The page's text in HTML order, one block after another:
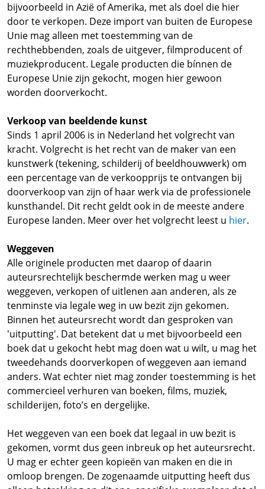
bijvoorbeeld in Azië of Amerika, met als doel die hier
door te verkopen. Deze import van buiten de Europese
Unie mag alleen met toestemming van de
rechthebbenden, zoals de uitgever, filmproducent of
muziekproducent. Legale producten die bínnen de
Europese Unie zijn gekocht, mogen hier gewoon
worden doorverkocht.
Verkoop van beeldende kunst
Sinds 1 april 2006 is in Nederland het volgrecht van
kracht. Volgrecht is het recht van de maker van een
kunstwerk (tekening, schilderij of beeldhouwwerk) om
een percentage van de verkoopprijs te ontvangen bij
doorverkoop van zijn of haar werk via de professionele
kunsthandel. Dit recht geldt ook in de meeste andere
Europese landen. Meer over het volgrecht leest u hier.
Weggeven
Alle originele producten met daarop of daarin
auteursrechtelijk beschermde werken mag u weer
weggeven, verkopen of uitlenen aan anderen, als ze
tenminste via legale weg in uw bezit zijn gekomen.
Binnen het auteursrecht wordt dan gesproken van
'uitputting'. Dat betekent dat u met bijvoorbeeld een
boek dat u gekocht hebt mag doen wat u wilt, u mag het
tweedehands doorverkopen of weggeven aan iemand
anders. Wat echter niet mag zonder toestemming is het
commercieel verhuren van boeken, films, muziek,
schilderijen, foto’s en dergelijke.
Het weggeven van een boek dat legaal in uw bezit is
gekomen, vormt dus geen inbreuk op het auteursrecht.
U mag er echter geen kopieën van maken en die in
omloop brengen. De zogenaamde uitputting heeft dus